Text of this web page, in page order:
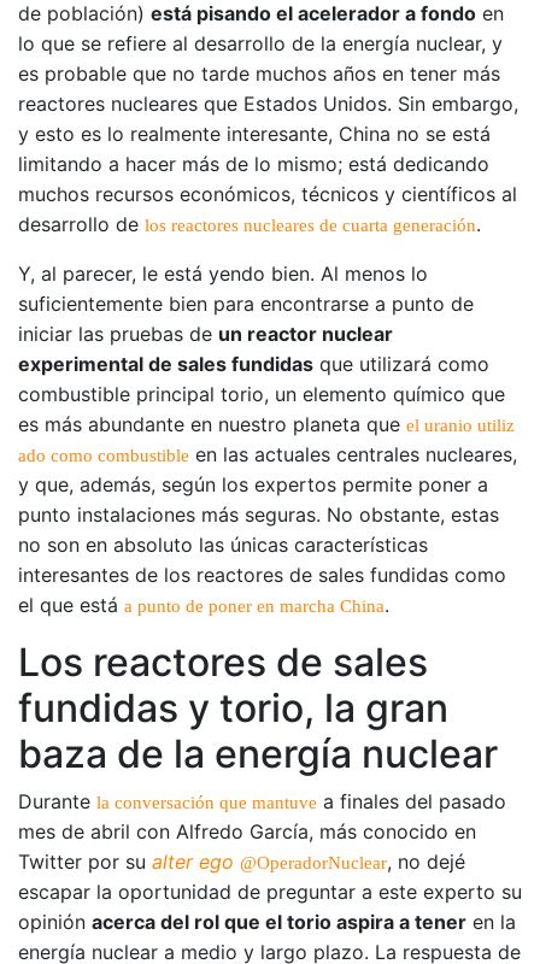
de población) está pisando el acelerador a fondo en
lo que se refiere al desarrollo de la energía nuclear, y
es probable que no tarde muchos años en tener más
reactores nucleares que Estados Unidos. Sin embargo,
y esto es lo realmente interesante, China no se está
limitando a hacer más de lo mismo; está dedicando
muchos recursos económicos, técnicos y científicos al
desarrollo de los reactores nucleares de cuarta generación.
Y, al parecer, le está yendo bien. Al menos lo
suficientemente bien para encontrarse a punto de
iniciar las pruebas de un reactor nuclear
experimental de sales fundidas que utilizará como
combustible principal torio, un elemento químico que
es más abundante en nuestro planeta que el uranio utiliz
ado como combustible en las actuales centrales nucleares,
y que, además, según los expertos permite poner a
punto instalaciones más seguras. No obstante, estas
no son en absoluto las únicas características
interesantes de los reactores de sales fundidas como
el que está a punto de poner en marcha China.
Los reactores de sales
fundidas y torio, la gran
baza de la energía nuclear
Durante la conversación que mantuve a finales del pasado
mes de abril con Alfredo García, más conocido en
Twitter por su alter ego @OperadorNuclear, no dejé
escapar la oportunidad de preguntar a este experto su
opinión acerca del rol que el torio aspira a tener en la
energía nuclear a medio y largo plazo. La respuesta de